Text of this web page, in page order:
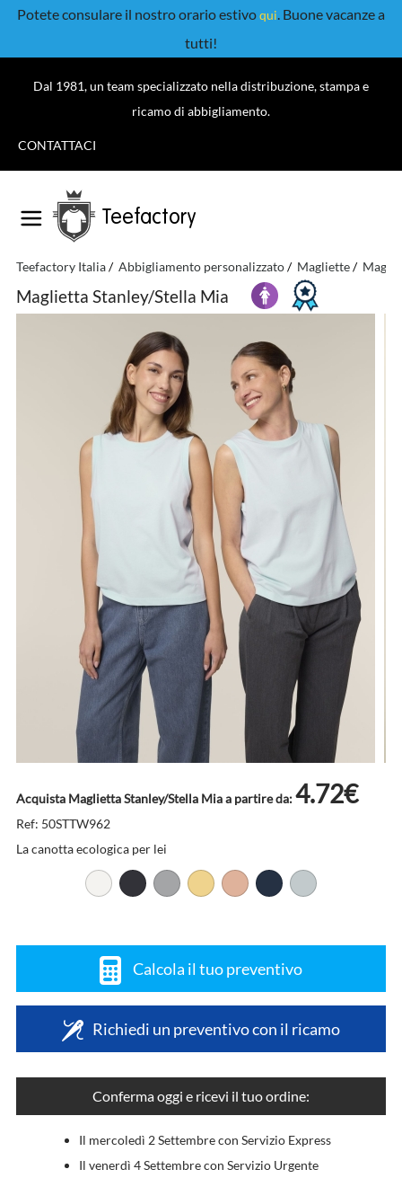
Potete consulare il nostro orario estivoqui. Buone vacanze a
tutti!
Dal 1981, un team specializzato nella distribuzione, stampa e
ricamo di abbigliamento.
CONTATTACI
Teefactory
Teefactory Italia Abbigliamento personalizzato Magliette
Maglietta Stanley/Stella Mia
Acquista Maglietta Stanley/Stella Mia a partire da:4.72€
Ref: 50STTW962
La canotta ecologica per lei
Calcola il tuo preventivo
Richiedi un preventivo con il ricamo
Conferma oggi e ricevi il tuo ordine:
Il mercoledì 2 Settembre con Servizio Express
Il venerdì 4 Settembre con Servizio Urgente